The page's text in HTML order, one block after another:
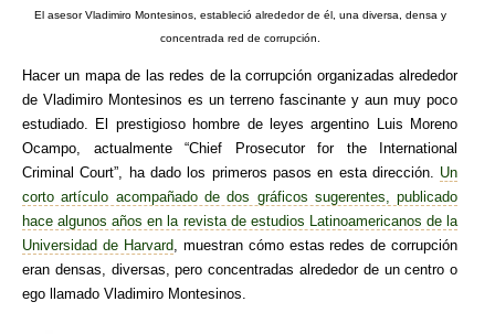
El asesor Vladimiro Montesinos, estableció alrededor de él, una diversa, densa y
concentrada red de corrupción.
Hacer un mapa de las redes de la corrupción organizadas alrededor
de Vladimiro Montesinos es un terreno fascinante y aun muy poco
estudiado. El prestigioso hombre de leyes argentino Luis Moreno
Ocampo, actualmente “Chief Prosecutor for the International
Criminal Court”, ha dado los primeros pasos en esta dirección. Un
corto artículo acompañado de dos gráficos sugerentes, publicado
hace algunos años en la revista de estudios Latinoamericanos de la
Universidad de Harvard , muestran cómo estas redes de corrupción
eran densas, diversas, pero concentradas alrededor de un centro o
ego llamado Vladimiro Montesinos.